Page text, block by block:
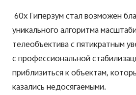
60x Гиперзум стал возможен
уникального алгоритма
телеобъектива с пятикратным
с профессиональной
приблизиться к объектам,
казались недосягаемыми.